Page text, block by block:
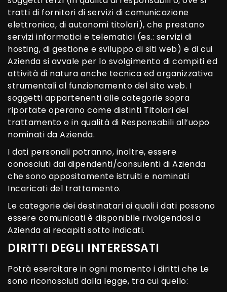
tratti di fornitori di servizi di comunicazione
elettronica, di autonomi titolari), che prestano
servizi informatici e telematici (es.: servizi di
hosting, di gestione e sviluppo di siti web) e di cui
Azienda si avvale per lo svolgimento di compiti ed
attività di natura anche tecnica ed organizzativa
strumentali al funzionamento del sito web. I
soggetti appartenenti alle categorie sopra
riportate operano come distinti Titolari del
trattamento o in qualità di Responsabili all’uopo
nominati da Azienda.
I dati personali potranno, inoltre, essere
conosciuti dai dipendenti/consulenti di Azienda
che sono appositamente istruiti e nominati
Incaricati del trattamento.
Le categorie dei destinatari ai quali i dati possono
essere comunicati è disponibile rivolgendosi a
Azienda ai recapiti sotto indicati.
DIRITTI DEGLI INTERESSATI
Potrà esercitare in ogni momento i diritti che Le
sono riconosciuti dalla legge, tra cui quello: